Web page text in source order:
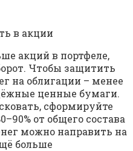
акций в портфеле,
Чтобы защитить
на облигации – менее
ценные бумаги.
сформируйте
от общего состава
можно направить на
больше